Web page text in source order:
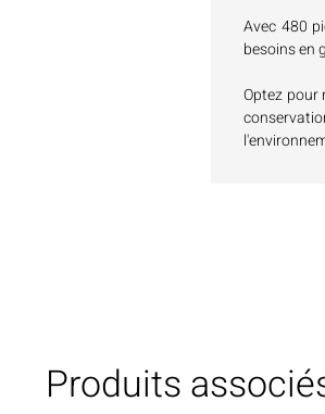
Avec 480
besoins en
Optez pour
Produits